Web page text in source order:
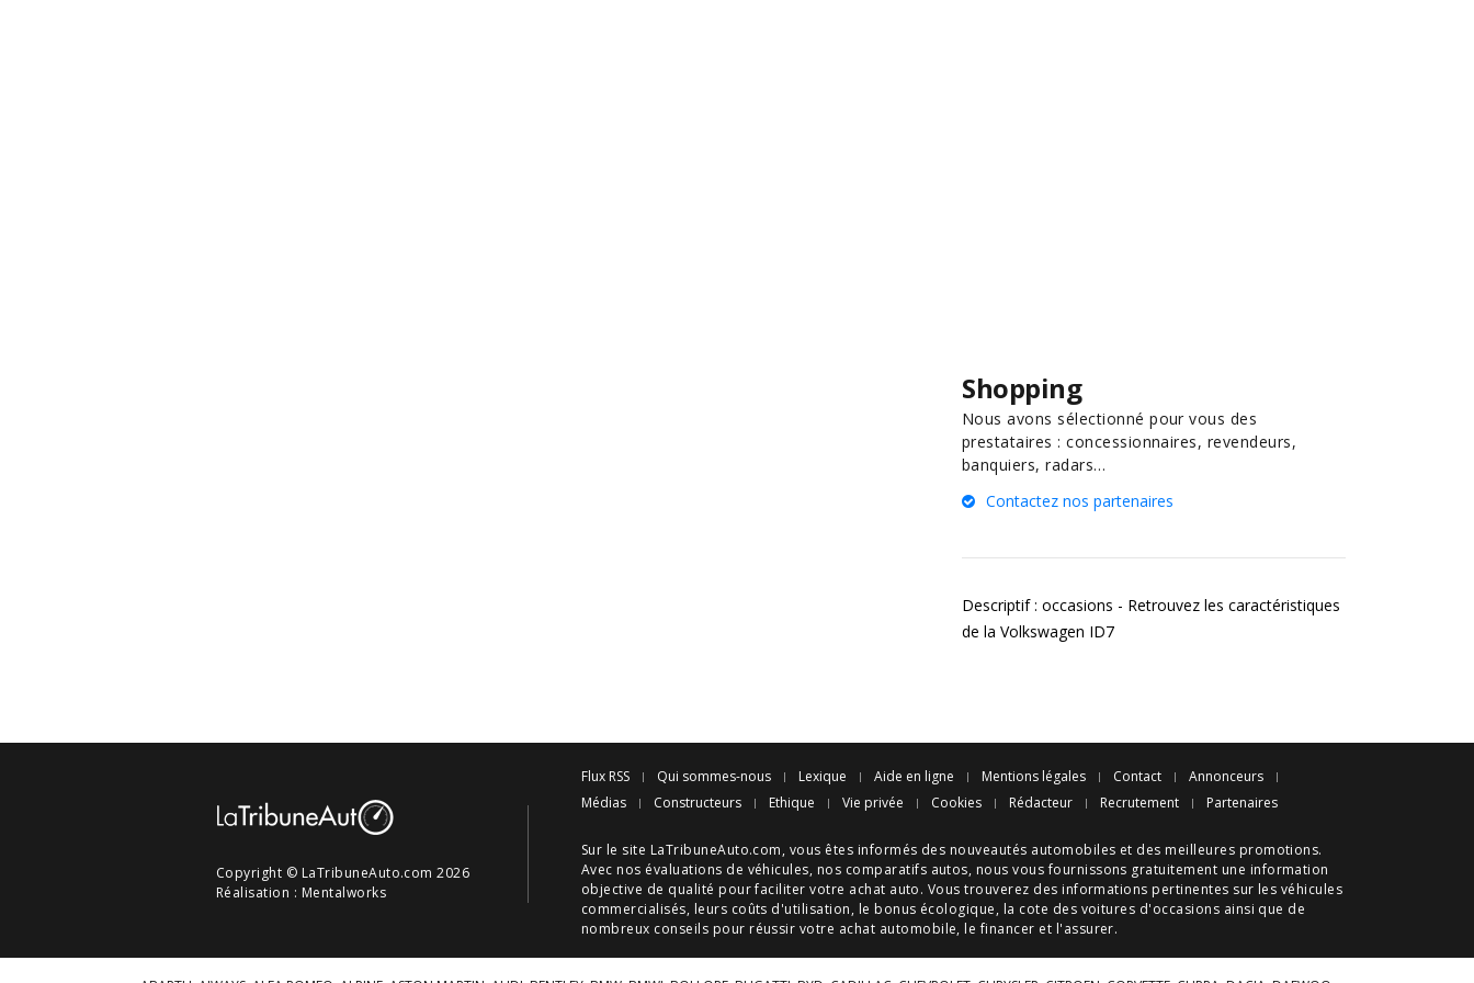
Shopping
Nous avons sélectionné pour vous des
prestataires : concessionnaires, revendeurs,
banquiers, radars…
Contactez nos partenaires
Descriptif : occasions - Retrouvez les caractéristiques
de la Volkswagen ID7
Copyright © LaTribuneAuto.com 2026
Réalisation : Mentalworks
Flux RSS Qui sommes-nous Lexique Aide en ligne Mentions légales Contact
Annonceurs
Médias
Constructeurs Ethique Vie privée Cookies Rédacteur Recrutement Partenaires
Sur le site LaTribuneAuto.com, vous êtes informés des nouveautés automobiles et des meilleures promotions.
Avec nos évaluations de véhicules, nos comparatifs autos, nous vous fournissons gratuitement une information
objective de qualité pour faciliter votre achat auto. Vous trouverez des informations pertinentes sur les véhicules
commercialisés, leurs coûts d'utilisation, le bonus écologique, la cote des voitures d'occasions ainsi que de
nombreux conseils pour réussir votre achat automobile, le financer et l'assurer.